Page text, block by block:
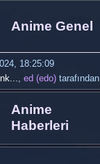
Anime Genel
18:25:09
, ed (edo) tarafından
Anime
Haberleri